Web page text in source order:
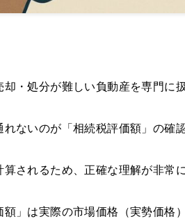
・処分が難しい負動産を専門に
ないのが「相続税評価額」の確認
されるため、正確な理解が非常
」は実際の市場価格（実勢価格